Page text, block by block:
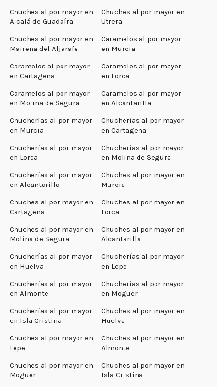
Chuches al por mayor en
Alcalá de Guadaíra
Chuches al por mayor en
Utrera
Chuches al por mayor en
Mairena del Aljarafe
Caramelos al por mayor
en Murcia
Caramelos al por mayor
en Cartagena
Caramelos al por mayor
en Lorca
Caramelos al por mayor
en Molina de Segura
Caramelos al por mayor
en Alcantarilla
Chucherías al por mayor
en Murcia
Chucherías al por mayor
en Cartagena
Chucherías al por mayor
en Lorca
Chucherías al por mayor
en Molina de Segura
Chucherías al por mayor
en Alcantarilla
Chuches al por mayor en
Murcia
Chuches al por mayor en
Cartagena
Chuches al por mayor en
Lorca
Chuches al por mayor en
Molina de Segura
Chuches al por mayor en
Alcantarilla
Chucherías al por mayor
en Huelva
Chucherías al por mayor
en Lepe
Chucherías al por mayor
en Almonte
Chucherías al por mayor
en Moguer
Chucherías al por mayor
en Isla Cristina
Chuches al por mayor en
Huelva
Chuches al por mayor en
Lepe
Chuches al por mayor en
Almonte
Chuches al por mayor en
Moguer
Chuches al por mayor en
Isla Cristina